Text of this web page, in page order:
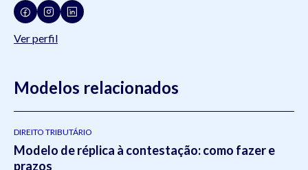
Ver perfil
Modelos relacionados
DIREITO TRIBUTÁRIO
Modelo de réplica à contestação: como fazer e
prazos